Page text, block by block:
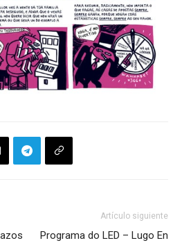
Artículo siguiente
Programa do LED – Lugo En